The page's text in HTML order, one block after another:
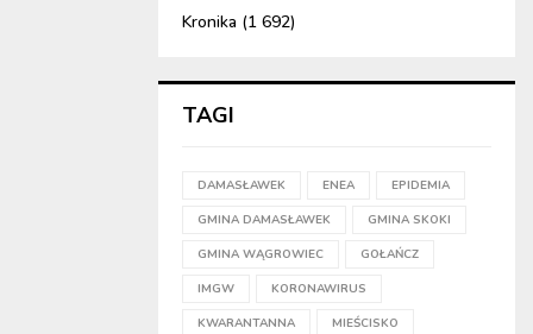
Kronika (1 692)
TAGI
DAMASŁAWEK ENEA EPIDEMIA
GMINA DAMASŁAWEK GMINA SKOKI
GMINA WĄGROWIEC GOŁAŃCZ
IMGW KORONAWIRUS
KWARANTANNA MIEŚCISKO